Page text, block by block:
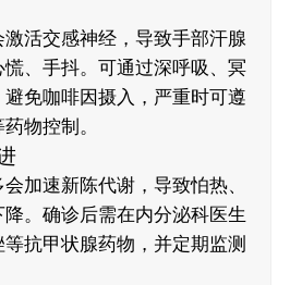
活交感神经，导致手部汗腺
、手抖。可通过深呼吸、冥
免咖啡因摄入，严重时可遵
物控制。
加速新陈代谢，导致怕热、
。确诊后需在内分泌科医生
抗甲状腺药物，并定期监测